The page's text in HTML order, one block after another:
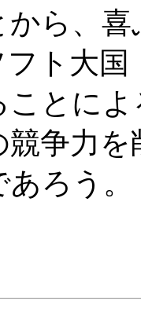
ら、
ト大
とに
競争力
ろう。